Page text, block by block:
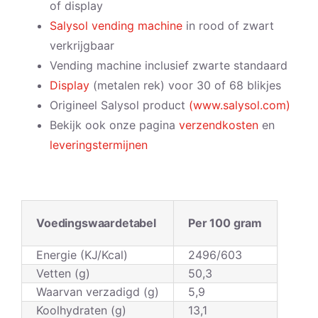
of display
Salysol vending machinein rood of zwart
verkrijgbaar
Vending machine inclusief zwarte standaard
Display(metalen rek) voor 30 of 68 blikjes
Origineel Salysol product (www.salysol.com)
Bekijk ook onze pagina verzendkostenen
leveringstermijnen
Voedingswaardetabel Per 100 gram
Energie (KJ/Kcal)
2496/603
Vetten (g)
50,3
Waarvan verzadigd (g)
5,9
Koolhydraten (g)
13,1